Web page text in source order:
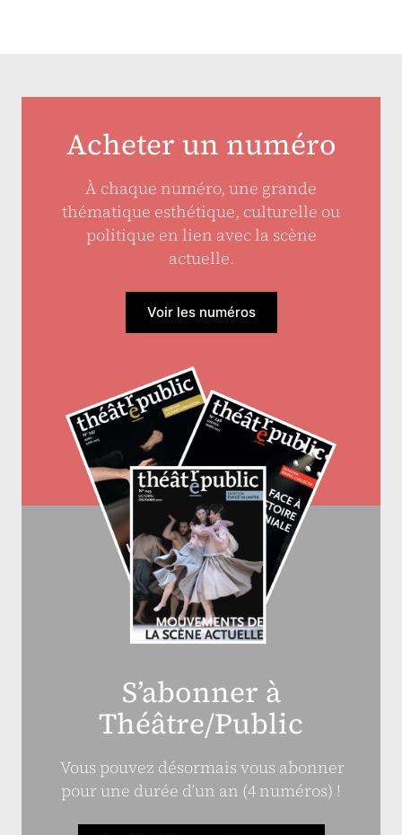
Acheter un numéro
À chaque numéro, une grande
thématique esthétique, culturelle ou
politique en lien avec la scène
actuelle.
Voir les numéros
S’abonner à
Théâtre/Public
Vous pouvez désormais vous abonner
pour une durée d’un an (4 numéros) !